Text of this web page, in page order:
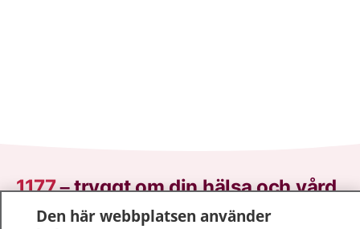
1177–tryggt om din hälsa och vård
På 1177.se får du råd om hälsa och information om
Den här webbplatsen använder